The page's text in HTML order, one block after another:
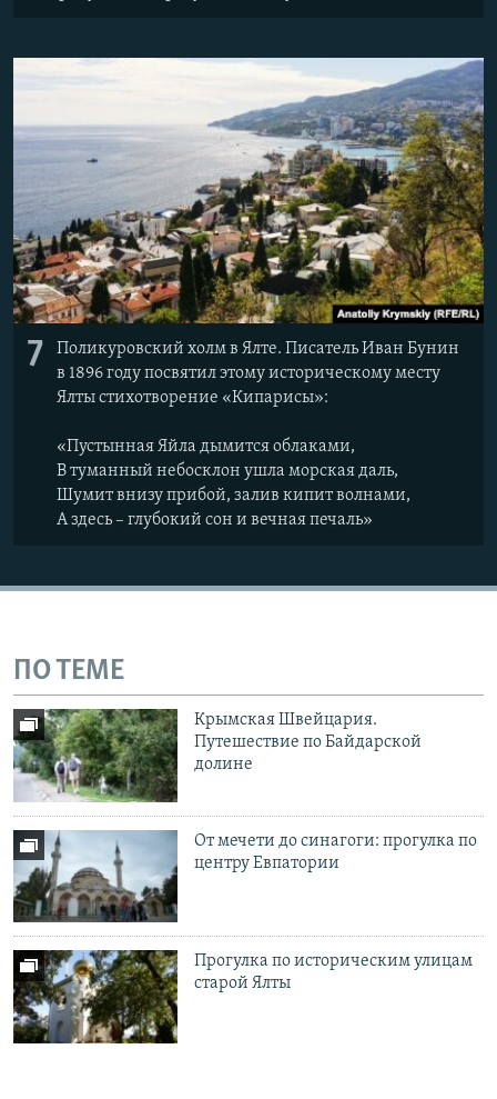
7
Поликуровский холм в Ялте. Писатель Иван Бунин
в 1896 году посвятил этому историческому месту
Ялты стихотворение «Кипарисы»:
«Пустынная Яйла дымится облаками,
В туманный небосклон ушла морская даль,
Шумит внизу прибой, залив кипит волнами,
А здесь – глубокий сон и вечная печаль»
ПО ТЕМЕ
Крымская Швейцария.
Путешествие по Байдарской
долине
От мечети до синагоги: прогулка по
центру Евпатории
Прогулка по историческим улицам
старой Ялты